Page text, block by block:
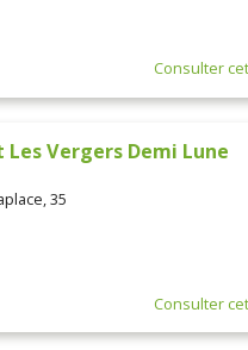
Consulter
Les Vergers Demi Lune
35
Consulter